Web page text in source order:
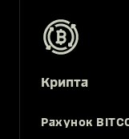
Крипта
Рахунок